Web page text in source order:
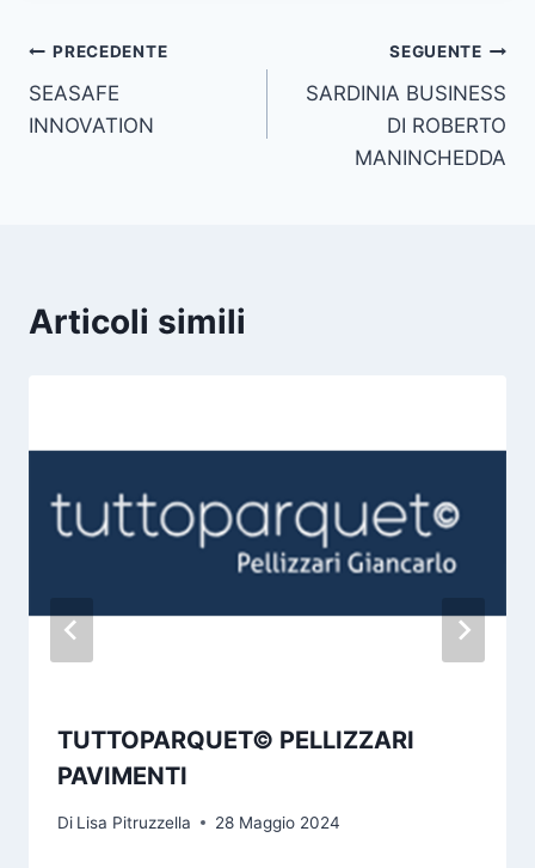
Navigazione
articoli
PRECEDENTE
SEASAFE
INNOVATION
SEGUENTE
SARDINIA BUSINESS
DI ROBERTO
MANINCHEDDA
Articoli simili
TUTTOPARQUET© PELLIZZARI
PAVIMENTI
Di Lisa Pitruzzella 28 Maggio 2024